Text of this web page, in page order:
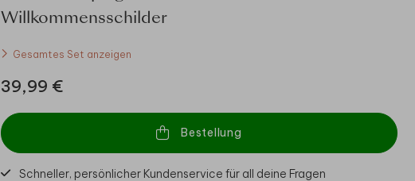
Willkommensschilder
Gesamtes Set anzeigen
39,99 €
Bestellung
Schneller, persönlicher Kundenservice für all deine Fragen